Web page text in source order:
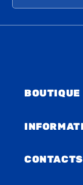
BOUTIQUE
CONTACTS